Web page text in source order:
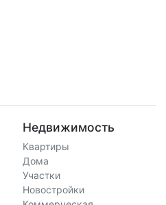
Недвижимость
Квартиры
Дома
Участки
Новостройки